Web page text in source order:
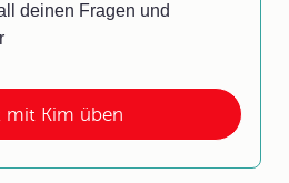
mit Kim üben
deinen Fragen und